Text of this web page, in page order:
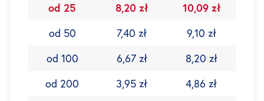
od 25
8,20 zł
10,09 zł
od 50
7,40 zł
9,10 zł
od 100
6,67 zł
8,20 zł
od 200
3,95 zł
4,86 zł